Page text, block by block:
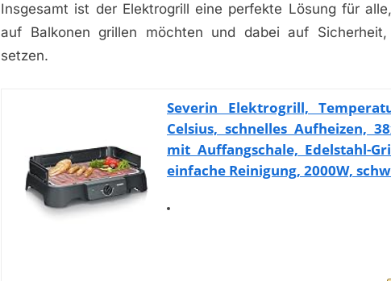
Insgesamt ist der Elektrogrill eine perfekte Lösung für
auf Balkonen grillen möchten und dabei auf
setzen.
Severin Elektrogrill,
Celsius, schnelles Aufheizen,
mit Auffangschale, Edelstahl-
einfache Reinigung, 2000W,